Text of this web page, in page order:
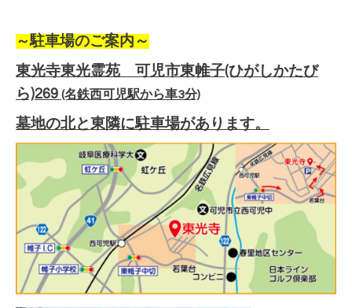
～駐車場のご案内～
東光寺東光霊苑 可児市東帷子(ひがしかたび
ら)269 (名鉄西可児駅から車3分)
墓地の北と東隣に駐車場があります。